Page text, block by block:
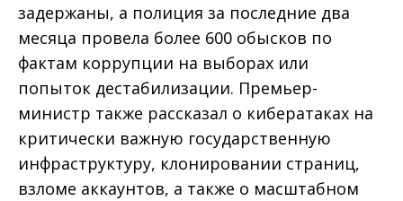
задержаны, а полиция за последние два
месяца провела более 600 обысков по
фактам коррупции на выборах или
попыток дестабилизации. Премьер-
министр также рассказал о кибератаках на
критически важную государственную
инфраструктуру, клонировании страниц,
взломе аккаунтов, а также о масштабном